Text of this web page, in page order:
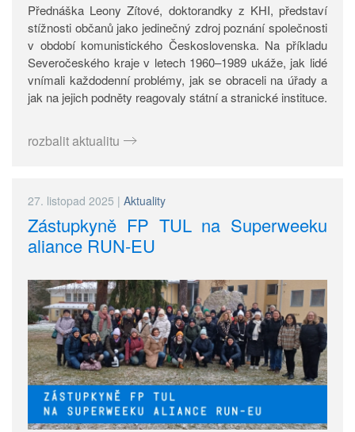
Přednáška Leony Zítové, doktorandky z KHI, představí
stížnosti občanů jako jedinečný zdroj poznání společnosti
v období komunistického Československa. Na příkladu
Severočeského kraje v letech 1960–1989 ukáže, jak lidé
vnímali každodenní problémy, jak se obraceli na úřady a
jak na jejich podněty reagovaly státní a stranické instituce.
rozbalit aktualitu
27. listopad 2025 | Aktuality
Zástupkyně FP TUL na Superweeku
aliance RUN-EU